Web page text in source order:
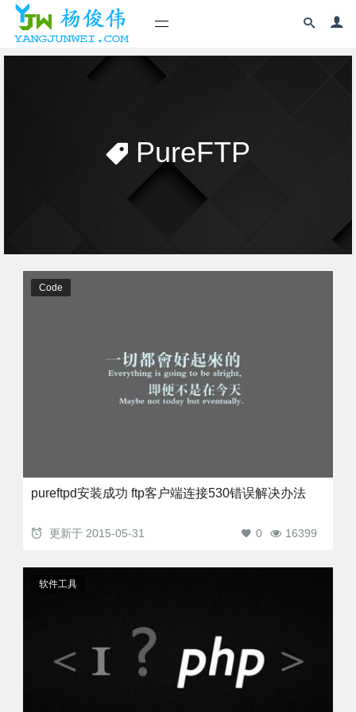
PureFTP
Code
pureftpd安装成功 ftp客户端连接530错误解决办法
更新于 2015-05-31 16399
0
软件工具